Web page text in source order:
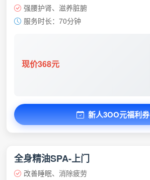
强腰护肾、滋养脏腑
服务时长：70分钟
现价368元
新人3OO元福利券
全身精油SPA-上门
改善睡眠、消除疲劳